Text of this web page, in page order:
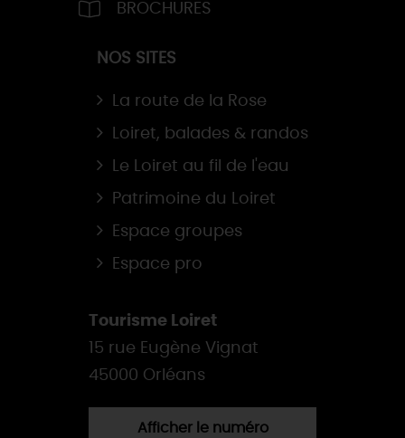
BROCHURES
NOS SITES
La route de la Rose
Loiret, balades & randos
Le Loiret au fil de l'eau
Patrimoine du Loiret
Espace groupes
Espace pro
Tourisme Loiret
15 rue Eugène Vignat
45000 Orléans
Afficher le numéro